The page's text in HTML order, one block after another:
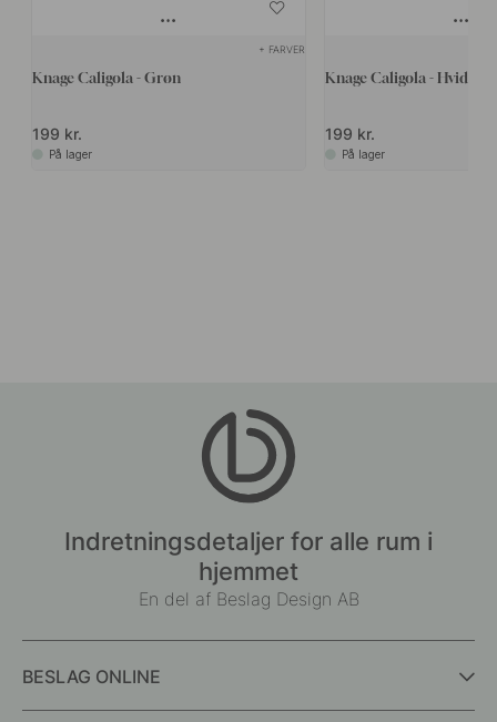
+ FARVER
Knage Caligola - Grøn
199 kr.
På lager
Knage Caligola - Hvid
199 kr.
På lager
Indretningsdetaljer for alle rum i
hjemmet
En del af Beslag Design AB
BESLAG ONLINE